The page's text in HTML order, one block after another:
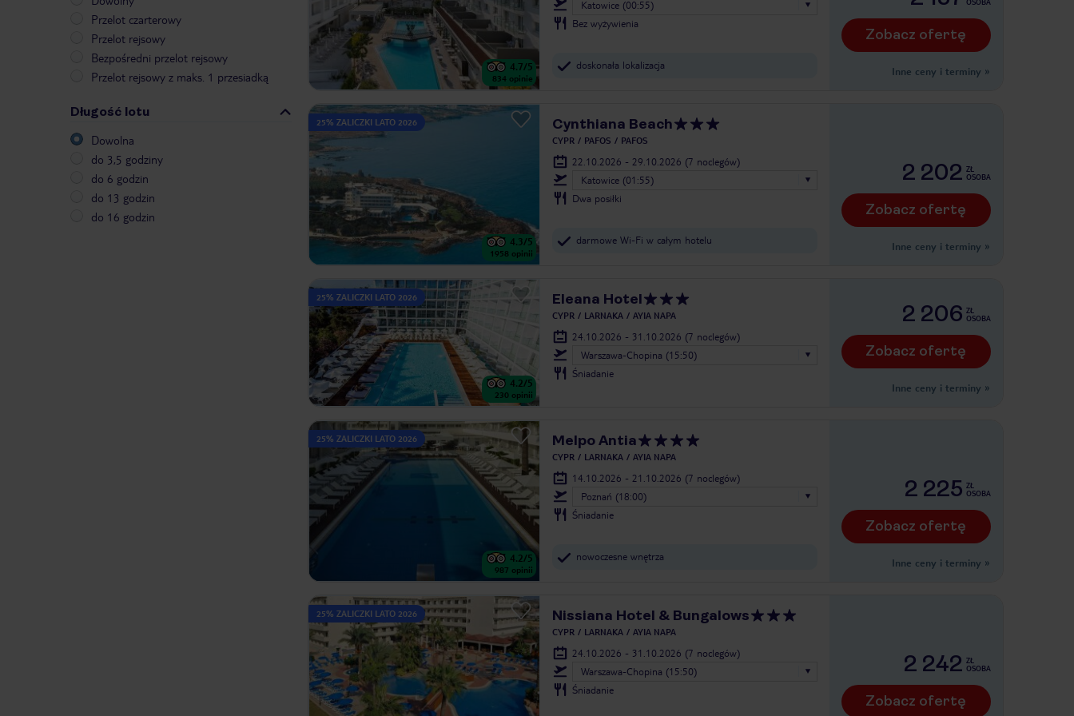
Przelot czarterowy
Przelot rejsowy
Bezpośredni przelot rejsowy
Przelot rejsowy z maks. 1 przesiadką
Długość lotu
Dowolna
do 3,5 godziny
do 6 godzin
do 13 godzin
do 16 godzin
4.7/5
834 opinie
Katowice (00:55)
Bez wyżywienia
doskonała lokalizacja
OSOBA
Zobacz ofertę
Inne ceny i terminy »
25% ZALICZKI LATO 2026
4.3/5
1958 opinii
Cynthiana Beach
CYPR PAFOS PAFOS
22.10.2026 - 29.10.2026 (7 noclegów)
Katowice (01:55)
Dwa posiłki
darmowe Wi-Fi w całym hotelu
2 202 ZŁ
OSOBA
Zobacz ofertę
Inne ceny i terminy »
25% ZALICZKI LATO 2026
4.2/5
230 opinii
Eleana Hotel
CYPR LARNAKA AYIA NAPA
24.10.2026 - 31.10.2026 (7 noclegów)
Warszawa-Chopina (15:50)
Śniadanie
2 206 ZŁ
OSOBA
Zobacz ofertę
Inne ceny i terminy »
25% ZALICZKI LATO 2026
4.2/5
987 opinii
Melpo Antia
CYPR LARNAKA AYIA NAPA
14.10.2026 - 21.10.2026 (7 noclegów)
Poznań (18:00)
Śniadanie
nowoczesne wnętrza
2 225 ZŁ
OSOBA
Zobacz ofertę
Inne ceny i terminy »
25% ZALICZKI LATO 2026 Nissiana Hotel & Bungalows
CYPR LARNAKA AYIA NAPA
24.10.2026 - 31.10.2026 (7 noclegów)
Warszawa-Chopina (15:50)
Śniadanie
2 242 ZŁ
OSOBA
Zobacz ofertę